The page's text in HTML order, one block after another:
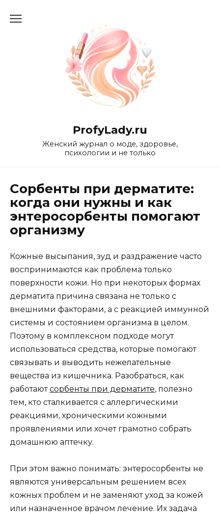
ProfyLady.ru
Женский журнал о моде, здоровье,
психологии и не только
Сорбенты при дерматите:
когда они нужны и как
энтеросорбенты помогают
организму
Кожные высыпания, зуд и раздражение часто
воспринимаются как проблема только
поверхности кожи. Но при некоторых формах
дерматита причина связана не только с
внешними факторами, а с реакцией иммунной
системы и состоянием организма в целом.
Поэтому в комплексном подходе могут
использоваться средства, которые помогают
связывать и выводить нежелательные
вещества из кишечника. Разобраться, как
работаютсорбенты при дерматите, полезно
тем, кто сталкивается с аллергическими
реакциями, хроническими кожными
проявлениями или хочет грамотно собрать
домашнюю аптечку.
При этом важно понимать: энтеросорбенты не
являются универсальным решением всех
кожных проблем и не заменяют уход за кожей
или назначенное врачом лечение. Их задача